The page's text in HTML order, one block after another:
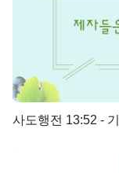
사도행전 13:52 -